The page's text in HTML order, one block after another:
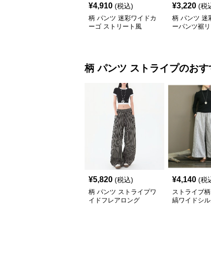
¥4,910 (税込)
柄 パンツ 迷彩ワイドカ
ーゴ ストリート風
¥3,220 (税
柄 パンツ 迷
ーパンツ裾
柄 パンツ ストライプのおす
¥5,820 (税込)
柄 パンツ ストライプワ
イドフレアロング
¥4,140 (税
ストライブ
縞ワイドシ